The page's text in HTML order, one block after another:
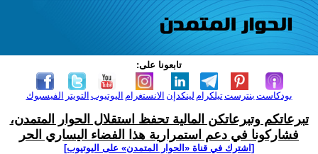
تابعونا على:
الفيسبوك التويتر اليوتيوب الانستغرام لينكدإن تيلكرامبنترست بودكاست
تبرعاتكم وتبرعاتكن المالية تحفظ استقلال الحوار المتمدن،
فشاركونا في دعم استمرارية هذا الفضاء اليساري الحر
[اشترك في قناة ‫«الحوار المتمدن» على اليوتيوب]